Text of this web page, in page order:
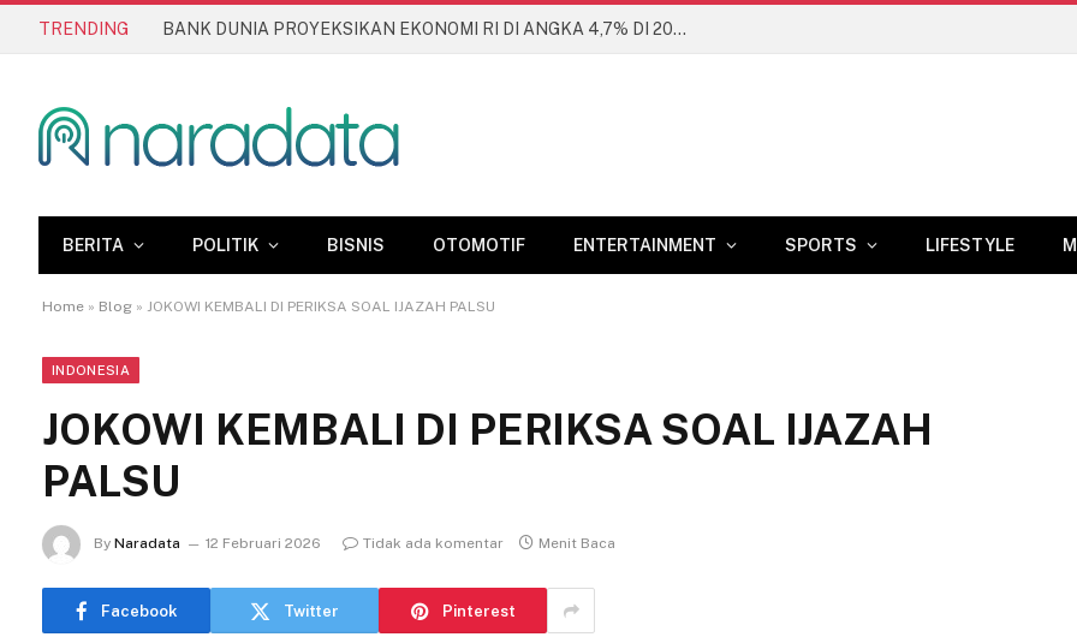
TRENDING BANK DUNIA PROYEKSIKAN EKONOMI RI DI ANGKA 4,7% DI 2026
BERITA POLITIK BISNIS OTOMOTIF ENTERTAINMENT SPORTS LIFESTYLE
Home » Blog » JOKOWI KEMBALI DI PERIKSA SOAL IJAZAH PALSU
INDONESIA
JOKOWI KEMBALI DI PERIKSA SOAL IJAZAH
PALSU
By Naradata 12 Februari 2026 Tidak ada komentar Menit Baca
Facebook Twitter Pinterest